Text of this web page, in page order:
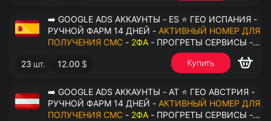
➡️ GOOGLE ADS АККАУНТЫ - ES ⭐ ГЕО ИСПАНИЯ -
РУЧНОЙ ФАРМ 14 ДНЕЙ - АКТИВНЫЙ НОМЕР ДЛЯ
ПОЛУЧЕНИЯ СМС - 2ФА - ПРОГРЕТЫ СЕРВИСЫ -
23 шт. 12.00 $ Купить
➡️ GOOGLE ADS АККАУНТЫ - AT ⭐ ГЕО АВСТРИЯ -
РУЧНОЙ ФАРМ 14 ДНЕЙ - АКТИВНЫЙ НОМЕР ДЛЯ
ПОЛУЧЕНИЯ СМС - 2ФА - ПРОГРЕТЫ СЕРВИСЫ -